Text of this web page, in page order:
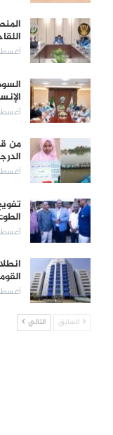
أغسطس 6,
أغسطس 6,
من
أغسطس 6,
أغسطس 6,
أغسطس 6,
السابق التالي